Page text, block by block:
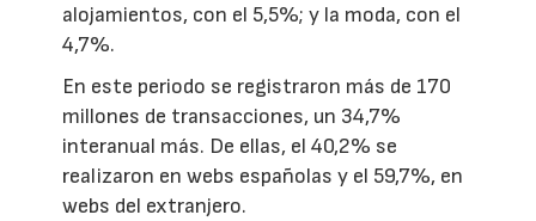
alojamientos, con el 5,5%; y la moda, con el
4,7%.
En este periodo se registraron más de 170
millones de transacciones, un 34,7%
interanual más. De ellas, el 40,2% se
realizaron en webs españolas y el 59,7%, en
webs del extranjero.